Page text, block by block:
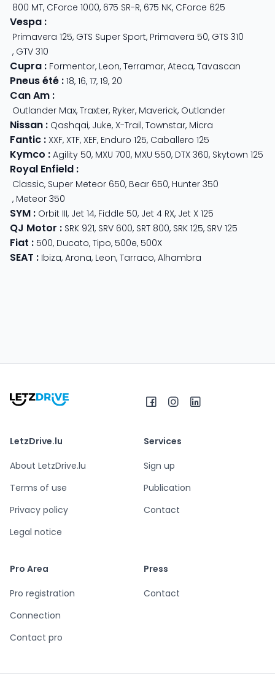
800 MT, CForce 1000, 675 SR-R, 675 NK, CForce 625
Vespa :
Primavera 125, GTS Super Sport, Primavera 50, GTS 310
, GTV 310
Cupra : Formentor, Leon, Terramar, Ateca, Tavascan
Pneus été : 18, 16, 17, 19, 20
Can Am :
Outlander Max, Traxter, Ryker, Maverick, Outlander
Nissan : Qashqai, Juke, X-Trail, Townstar, Micra
Fantic : XXF, XTF, XEF, Enduro 125, Caballero 125
Kymco : Agility 50, MXU 700, MXU 550, DTX 360, Skytown 125
Royal Enfield :
Classic, Super Meteor 650, Bear 650, Hunter 350
, Meteor 350
SYM : Orbit III, Jet 14, Fiddle 50, Jet 4 RX, Jet X 125
QJ Motor : SRK 921, SRV 600, SRT 800, SRK 125, SRV 125
Fiat : 500, Ducato, Tipo, 500e, 500X
SEAT : Ibiza, Arona, Leon, Tarraco, Alhambra
LetzDrive.lu
About LetzDrive.lu
Terms of use
Privacy policy
Legal notice
Services
Sign up
Publication
Contact
Pro Area
Pro registration
Connection
Contact pro
Press
Contact